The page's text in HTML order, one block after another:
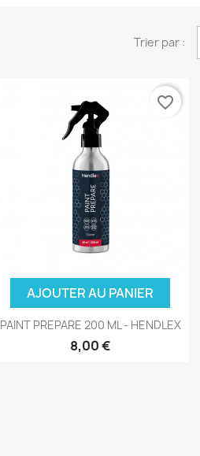
Trier par :
AJOUTER AU PANIER
PAINT PREPARE 200 ML - HENDLEX
8,00 €
favorite_border